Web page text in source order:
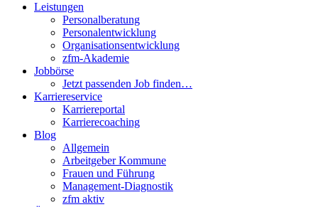
Leistungen
Personalberatung
Personalentwicklung
Organisationsentwicklung
zfm-Akademie
Jobbörse
Jetzt passenden Job finden…
Karriereservice
Karriereportal
Karrierecoaching
Blog
Allgemein
Arbeitgeber Kommune
Frauen und Führung
Management-Diagnostik
zfm aktiv